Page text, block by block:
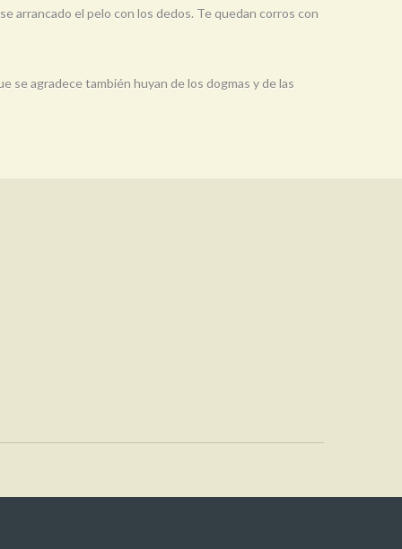
arrancado el pelo con los dedos. Te quedan corros con
se agradece también huyan de los dogmas y de las